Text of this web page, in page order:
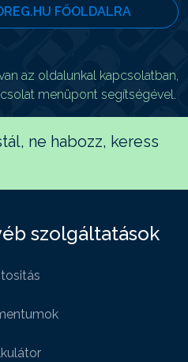
FŐOLDALRA
az oldalunkal kapcsolatban,
menüpont segítségével.
ne habozz, keress
szolgáltatások